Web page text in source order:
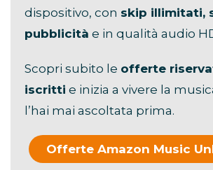
dispositivo, con skip illimitati,
pubblicità e in qualità audio
Scopri subito le offerte
iscritti e inizia a vivere la
l’hai mai ascoltata prima.
Offerte Amazon Music